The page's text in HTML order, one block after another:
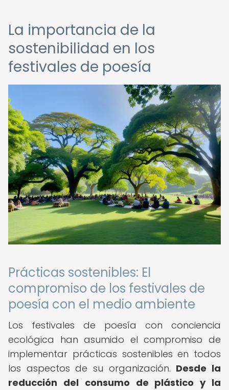
La importancia de la
sostenibilidad en los
festivales de poesía
Prácticas sostenibles: El
compromiso de los festivales de
poesía con el medio ambiente
Los festivales de poesía con conciencia
ecológica han asumido el compromiso de
implementar prácticas sostenibles en todos
los aspectos de su organización. Desde la
reducción del consumo de plástico y la